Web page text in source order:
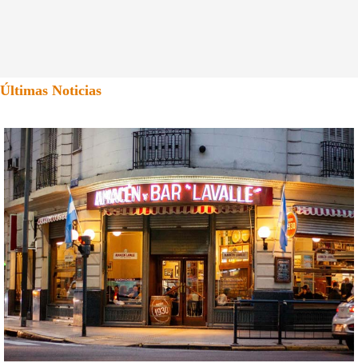
Últimas Noticias